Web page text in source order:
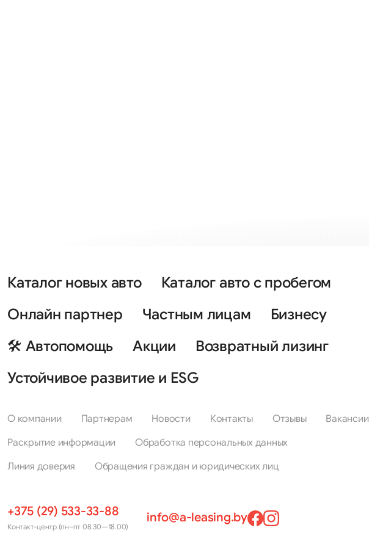
Каталог новых авто
Каталог авто с пробегом
Онлайн партнер
Частным лицам
Бизнесу
🛠 Автопомощь
Акции
Возвратный лизинг
Устойчивое развитие и ESG
О компании Партнерам Новости Контакты Отзывы
Вакансии
Раскрытие информации
Обработка персональных данных
Линия доверия
Обращения граждан и юридических лиц
+375 (29) 533-33-88
Контакт-центр (пн–пт 08.30—18.00)
info@a-leasing.by